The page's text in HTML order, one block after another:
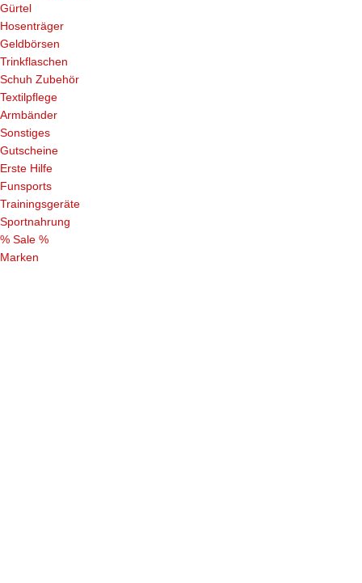
Gürtel
Hosenträger
Geldbörsen
Trinkflaschen
Schuh Zubehör
Textilpflege
Armbänder
Sonstiges
Gutscheine
Erste Hilfe
Funsports
Trainingsgeräte
Sportnahrung
% Sale %
Marken